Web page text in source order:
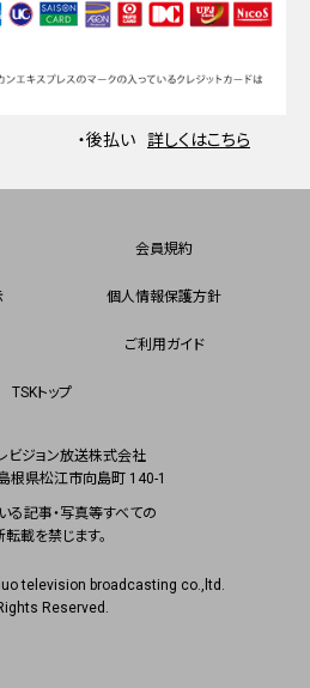
・後払い 詳しくはこちら
会員規約
個人情報保護方針
ご利用ガイド
TSKトップ
ビジョン放送株式会社
根県松江市向島町 140-1
る記事・写真等すべての
載を禁じます。
television broadcasting co.,ltd.
Reserved.